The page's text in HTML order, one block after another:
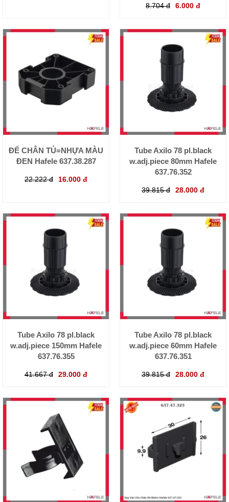
8.704 đ 6.000 đ
ĐẾ CHÂN TỦ=NHỰA MÀU
ĐEN Hafele 637.38.287
22.222 đ 16.000 đ
Tube Axilo 78 pl.black
w.adj.piece 80mm Hafele
637.76.352
39.815 đ 28.000 đ
Tube Axilo 78 pl.black
w.adj.piece 150mm Hafele
637.76.355
41.667 đ 29.000 đ
Tube Axilo 78 pl.black
w.adj.piece 60mm Hafele
637.76.351
39.815 đ 28.000 đ